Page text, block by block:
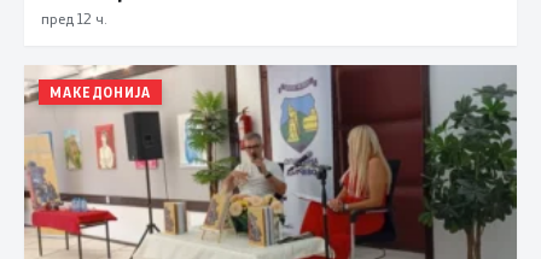
пред 12 ч.
МАКЕДОНИЈА